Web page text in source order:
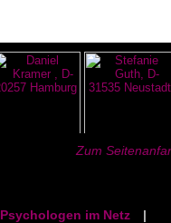
Zum
Psychologen im Netz
|